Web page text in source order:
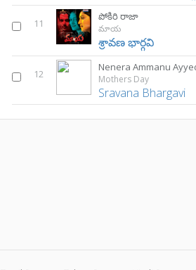
11
పోకిరి రాజా
మాయ
శ్రావణ భార్గవి
12
Nenera Ammanu
Mothers Day
Sravana Bhargavi